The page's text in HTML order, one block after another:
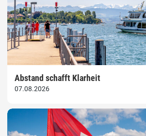
Abstand schafft Klarheit
07.08.2026